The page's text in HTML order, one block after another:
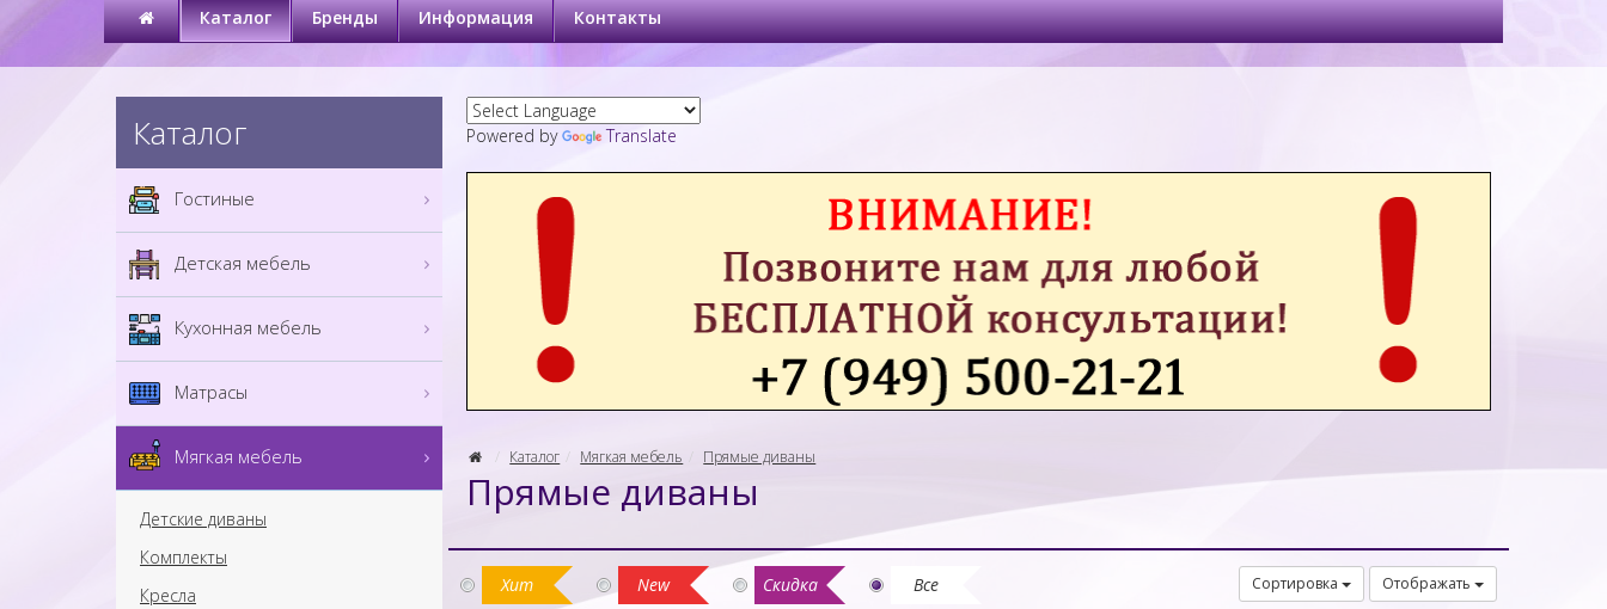
Каталог Бренды Информация Контакты
Powered by Translate
Каталог Мягкая мебель Прямые диваны
Прямые диваны
Хит New Скидка Все Сортировка Отображать
Каталог
Гостиные
Детская мебель
Кухонная мебель
Матрасы
Мягкая мебель
Детские диваны
Комплекты
Кресла